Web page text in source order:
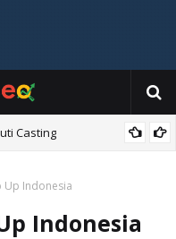
Casting
Up Indonesia
Indonesia